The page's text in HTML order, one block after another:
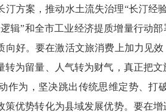
方案，推动水土流失治理“长汀
辑”和全市工业经济提质增量行动
好。要在激活文旅消费上加力见
为留量、人气转为财气，真正把
作为，坚决跳出传统思维定势、
优势转化为县域发展优势。要在